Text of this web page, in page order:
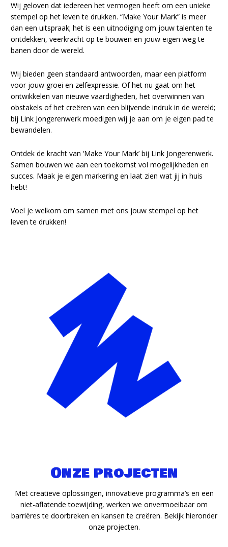
Wij geloven dat iedereen het vermogen heeft om een unieke
stempel op het leven te drukken. “Make Your Mark” is meer
dan een uitspraak; het is een uitnodiging om jouw talenten te
ontdekken, veerkracht op te bouwen en jouw eigen weg te
banen door de wereld.
Wij bieden geen standaard antwoorden, maar een platform
voor jouw groei en zelfexpressie. Of het nu gaat om het
ontwikkelen van nieuwe vaardigheden, het overwinnen van
obstakels of het creëren van een blijvende indruk in de wereld;
bij Link Jongerenwerk moedigen wij je aan om je eigen pad te
bewandelen.
Ontdek de kracht van ‘Make Your Mark’ bij Link Jongerenwerk.
Samen bouwen we aan een toekomst vol mogelijkheden en
succes. Maak je eigen markering en laat zien wat jij in huis
hebt!
Voel je welkom om samen met ons jouw stempel op het
leven te drukken!
Onze projecten
Met creatieve oplossingen, innovatieve programma’s en een
niet-aflatende toewijding, werken we onvermoeibaar om
barrières te doorbreken en kansen te creëren. Bekijk hieronder
onze projecten.